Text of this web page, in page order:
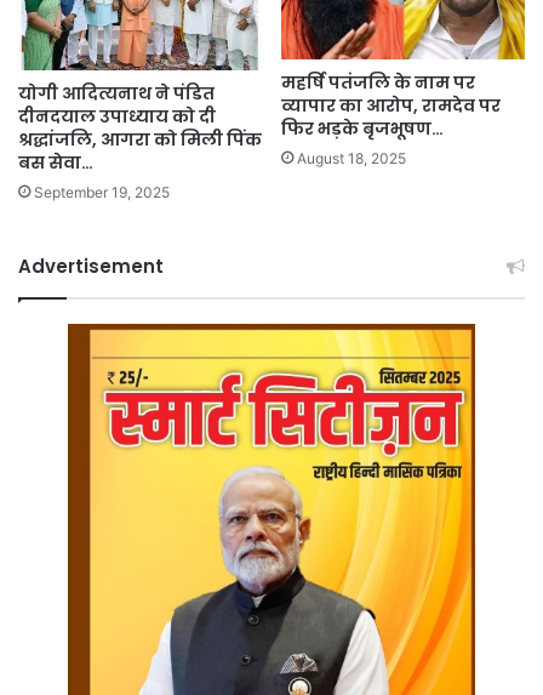
योगी आदित्यनाथ ने पंडित
दीनदयाल उपाध्याय को दी
श्रद्धांजलि, आगरा को मिली पिंक
बस सेवा…
September 19, 2025
महर्षि पतंजलि के नाम पर
व्यापार का आरोप, रामदेव पर
फिर भड़के बृजभूषण…
August 18, 2025
Advertisement